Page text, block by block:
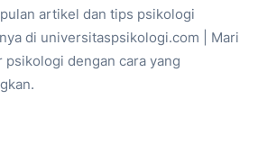
artikel dan tips psikologi
di universitaspsikologi.com | Mari
psikologi dengan cara yang